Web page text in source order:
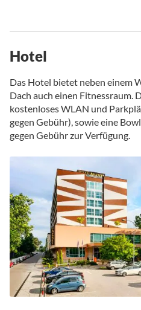
Hotel
Das Hotel bietet neben einem
Dach auch einen Fitnessraum.
kostenloses WLAN und
gegen Gebühr), sowie eine
gegen Gebühr zur Verfügung.